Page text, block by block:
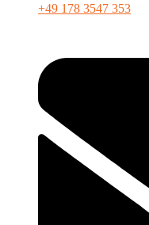
+49 178 3547 353